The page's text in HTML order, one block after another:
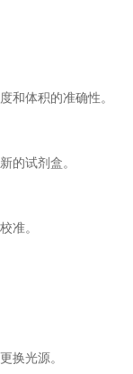
积的准确性。
剂盒。
。
源。